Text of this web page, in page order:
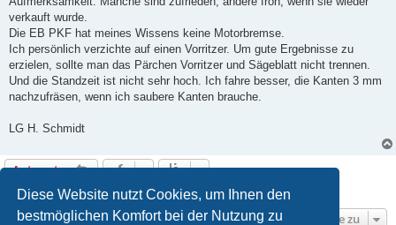
Diese Website nutzt Cookies, um Ihnen den
bestmöglichen Komfort bei der Nutzung zu
verkauft wurde.
Die EB PKF hat meines Wissens keine Motorbremse.
Ich persönlich verzichte auf einen Vorritzer. Um gute Ergebnisse zu
erzielen, sollte man das Pärchen Vorritzer und Sägeblatt nicht trennen.
Und die Standzeit ist nicht sehr hoch. Ich fahre besser, die Kanten 3 mm
nachzufräsen, wenn ich saubere Kanten brauche.
LG H. Schmidt
Antworten
2 Beiträge • Seite1 von1
Gehe zu